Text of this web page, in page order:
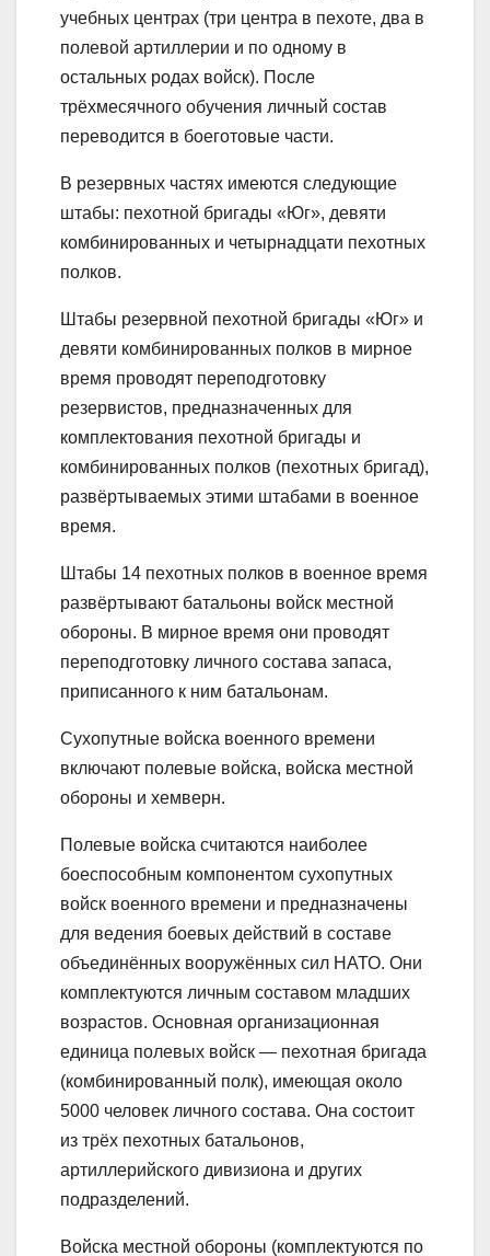
учебных центрах (три центра в пехоте, два в
полевой артиллерии и по одному в
остальных родах войск). После
трёхмесячного обучения личный состав
переводится в боеготовые части.
В резервных частях имеются следующие
штабы: пехотной бригады «Юг», девяти
комбинированных и четырнадцати пехотных
полков.
Штабы резервной пехотной бригады «Юг» и
девяти комбинированных полков в мирное
время проводят переподготовку
резервистов, предназначенных для
комплектования пехотной бригады и
комбинированных полков (пехотных бригад),
развёртываемых этими штабами в военное
время.
Штабы 14 пехотных полков в военное время
развёртывают батальоны войск местной
обороны. В мирное время они проводят
переподготовку личного состава запаса,
приписанного к ним батальонам.
Сухопутные войска военного времени
включают полевые войска, войска местной
обороны и хемверн.
Полевые войска считаются наиболее
боеспособным компонентом сухопутных
войск военного времени и предназначены
для ведения боевых действий в составе
объединённых вооружённых сил НАТО. Они
комплектуются личным составом младших
возрастов. Основная организационная
единица полевых войск — пехотная бригада
(комбинированный полк), имеющая около
5000 человек личного состава. Она состоит
из трёх пехотных батальонов,
артиллерийского дивизиона и других
подразделений.
Войска местной обороны (комплектуются по